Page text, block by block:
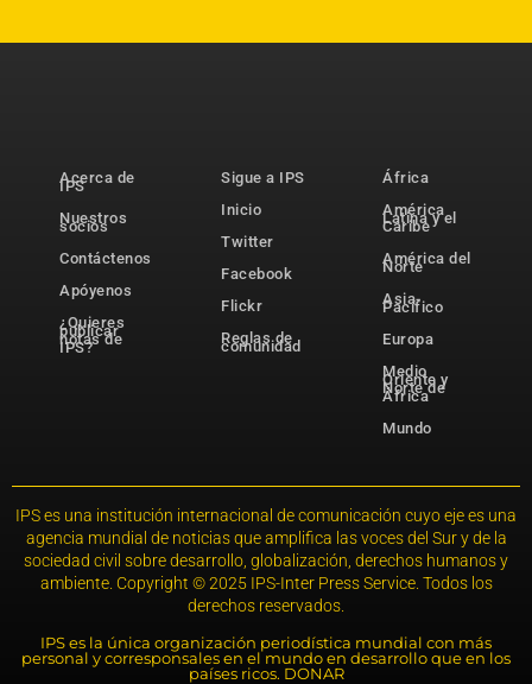
Acerca de
IPS
Nuestros
socios
Contáctenos
Apóyenos
¿Quieres
publicar
notas de
IPS?
Sigue a IPS
Inicio
Twitter
Facebook
Flickr
Reglas de
comunidad
África
América
Latina y el
Caribe
América del
Norte
Asia-
Pacífico
Europa
Medio
Oriente y
Norte de
África
Mundo
IPS es una institución internacional de comunicación cuyo eje es una
agencia mundial de noticias que amplifica las voces del Sur y de la
sociedad civil sobre desarrollo, globalización, derechos humanos y
ambiente. Copyright © 2025 IPS-Inter Press Service. Todos los
derechos reservados.
IPS es la única organización periodística mundial con más
personal y corresponsales en el mundo en desarrollo que en los
países ricos. DONAR